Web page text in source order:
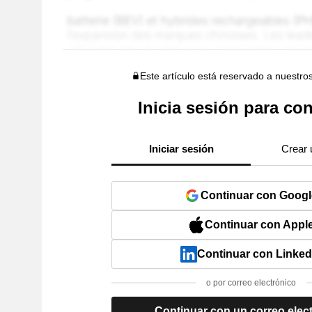
Este artículo está reservado a
Inicia sesión para
Iniciar sesión Crear
Continuar con
Continuar con
Continuar con
o por correo electrónico